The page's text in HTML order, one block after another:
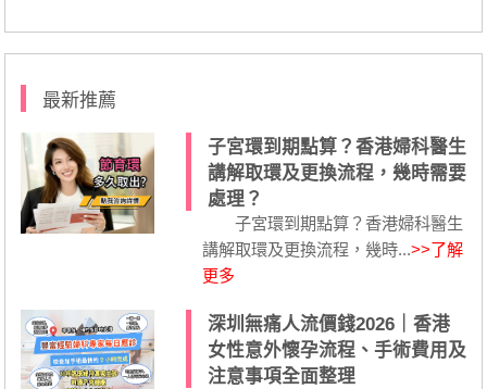
最新推薦
子宮環到期點算？香港婦科醫生
講解取環及更換流程，幾時需要
處理？
子宮環到期點算？香港婦科醫生
講解取環及更換流程，幾時...>>了解
更多
深圳無痛人流價錢2026｜香港
女性意外懷孕流程、手術費用及
注意事項全面整理